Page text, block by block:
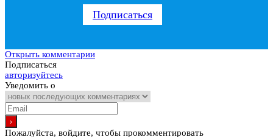
Подписаться
Открыть комментарии
Подписаться
авторизуйтесь
Уведомить о
Пожалуйста, войдите, чтобы прокомментировать